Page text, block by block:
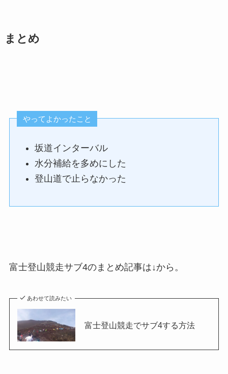
まとめ
やってよかったこと
坂道インターバル
水分補給を多めにした
登山道で止らなかった
富士登山競走サブ4のまとめ記事は↓から。
あわせて読みたい
富士登山競走でサブ4する方法